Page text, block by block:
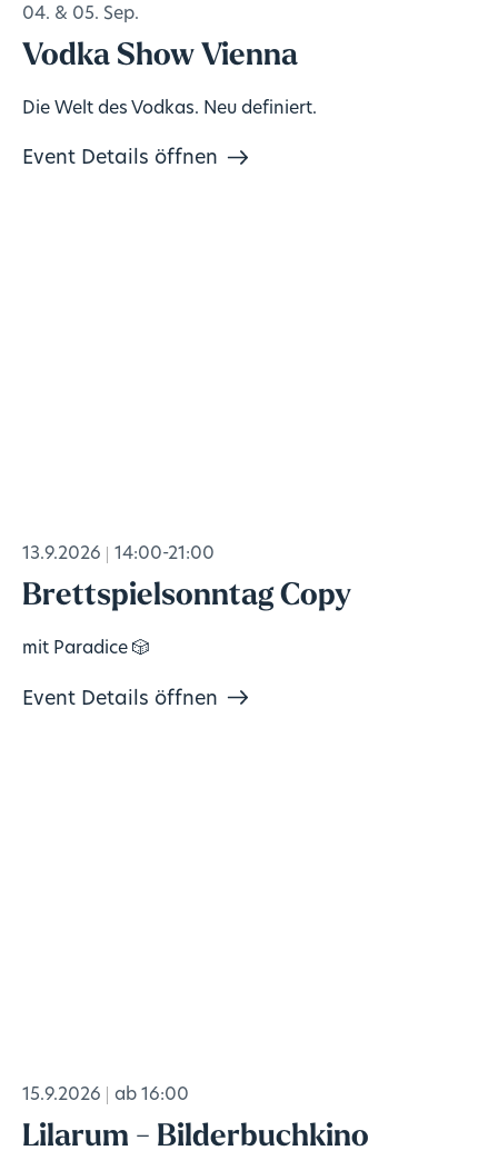
04. & 05. Sep.
Vodka Show Vienna
Die Welt des Vodkas. Neu definiert.
Event Details öffnen
13.9.2026 14:00-21:00
Brettspielsonntag Copy
mit Paradice 🎲
Event Details öffnen
15.9.2026 ab 16:00
Lilarum - Bilderbuchkino